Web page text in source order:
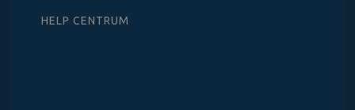
HELP CENTRUM